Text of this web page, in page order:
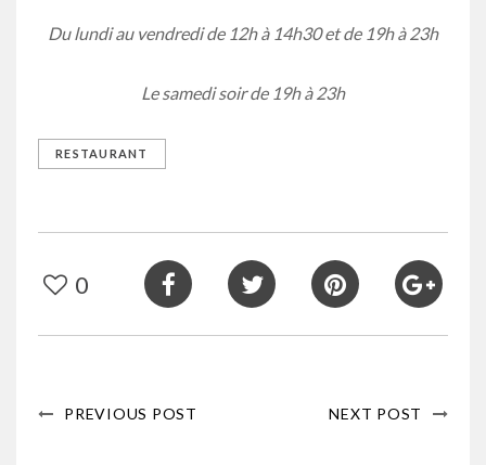
Du lundi au vendredi de 12h à 14h30 et de 19h à 23h
Le samedi soir de 19h à 23h
RESTAURANT
0
PREVIOUS POST NEXT POST